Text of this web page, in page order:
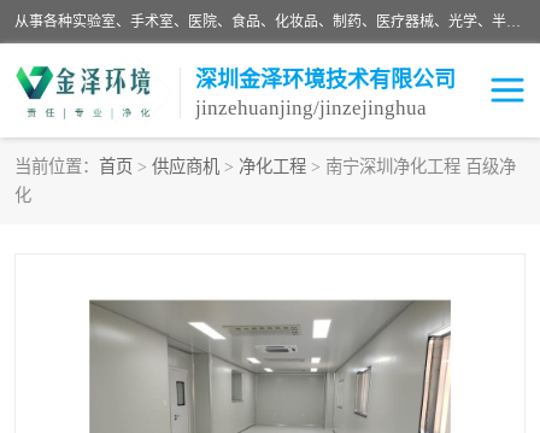
从事各种实验室、手术室、医院、食品、化妆品、制药、医疗器械、光学、半导体、精密电子等无尘车间行业的洁净车间装修设计、净化设备、恒温恒湿空调的设计制作与安装、净化系统工程项目施工及其技术支持服务。
深圳金泽环境技术有限公司
jinzehuanjing/jinzejinghua
当前位置： 首页 > 供应商机 > 净化工程 > 南宁深圳净化工程 百级净
化
手术室净化 GMP车间净化
生命工程